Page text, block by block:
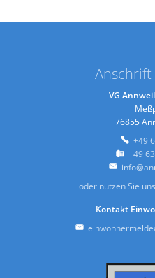
VG
76855
+49
+49
oder nutzen Sie
Kontakt